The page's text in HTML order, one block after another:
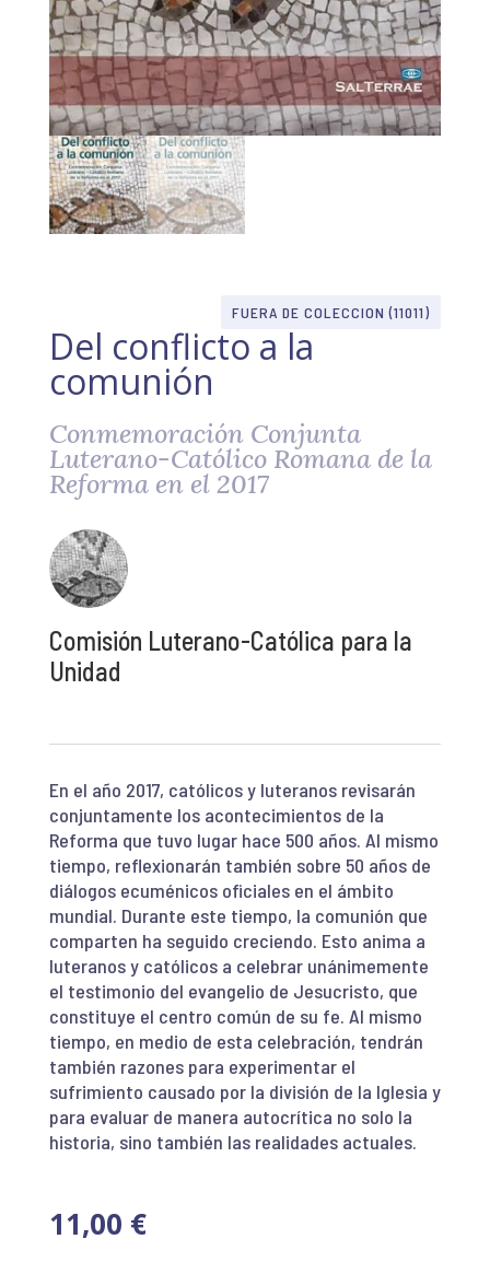
FUERA DE COLECCION (11011)
Del conflicto a la
comunión
Conmemoración Conjunta
Luterano-Católico Romana de la
Reforma en el 2017
Comisión Luterano-Católica para la
Unidad
En el año 2017, católicos y luteranos revisarán
conjuntamente los acontecimientos de la
Reforma que tuvo lugar hace 500 años. Al mismo
tiempo, reflexionarán también sobre 50 años de
diálogos ecuménicos oficiales en el ámbito
mundial. Durante este tiempo, la comunión que
comparten ha seguido creciendo. Esto anima a
luteranos y católicos a celebrar unánimemente
el testimonio del evangelio de Jesucristo, que
constituye el centro común de su fe. Al mismo
tiempo, en medio de esta celebración, tendrán
también razones para experimentar el
sufrimiento causado por la división de la Iglesia y
para evaluar de manera autocrítica no solo la
historia, sino también las realidades actuales.
11,00 €